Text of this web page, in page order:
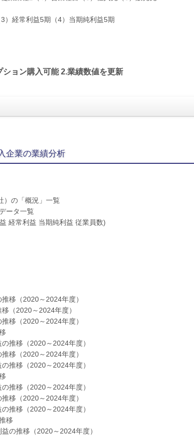
）経常利益5期（4）当期純利益5期
ョン購入可能 2.業績数値を更新
企業の業績分析
の「概況」一覧
ータ一覧
常利益 当期純利益 従業員数)
移（2020～2024年度）
（2020～2024年度）
移（2020～2024年度）
移（2020～2024年度）
移（2020～2024年度）
移（2020～2024年度）
移（2020～2024年度）
移（2020～2024年度）
移（2020～2024年度）
移
推移（2020～2024年度）